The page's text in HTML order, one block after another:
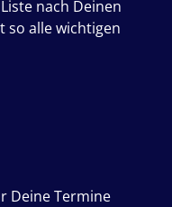
nach Deinen
so alle wichtigen
Deine Termine